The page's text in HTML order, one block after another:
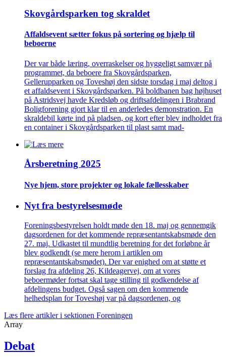
Skovgårds­parken tog skraldet
Affaldsevent sætter fokus på sortering og hjælp til
beboerne
Der var både læring, overraskelser og hyggeligt samvær på
programmet, da beboere fra Skovgårdsparken,
Gellerupparken og Toveshøj den sidste torsdag i maj deltog i
et affaldsevent i Skovgårdsparken. På boldbanen bag højhuset
på Astridsvej havde Kredsløb og driftsafdelingen i Brabrand
Boligforening gjort klar til en anderledes demonstration. En
skraldebil kørte ind på pladsen, og kort efter blev indholdet fra
en container i Skovgårdsparken til plast samt mad-
Årsberetning 2025
Nye hjem, store projekter og lokale fælles­skaber
Nyt fra bestyrelsesmøde
Foreningsbestyrelsen holdt møde den 18. maj og gennemgik
dagsordenen for det kommende repræsentantskabsmøde den
27. maj. Udkastet til mundtlig beretning for det forløbne år
blev godkendt (se mere herom i artiklen om
repræsentantskabsmødet). Der var enighed om at støtte et
forslag fra afdeling 26, Kildeagervej, om at vores
beboermøder fortsat skal tage stilling til godkendelse af
afdelingens budget. Også sagen om den kommende
helhedsplan for Toveshøj var på dagsordenen, og
Læs flere artikler i sektionen Foreningen
Array
Debat